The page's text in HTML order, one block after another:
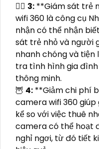
❤️‍💋‍ 3: **Giám sát trẻ
wifi 360 là công cụ
nhận có thể nhận
sát trẻ nhỏ và người
nhanh chóng và tiện
tra tình hình gia
thông minh.
🦉 4: **Giảm chi phí
camera wifi 360
kể so với việc thuê
camera có thể hoạt
nghỉ ngơi, từ đó tiết